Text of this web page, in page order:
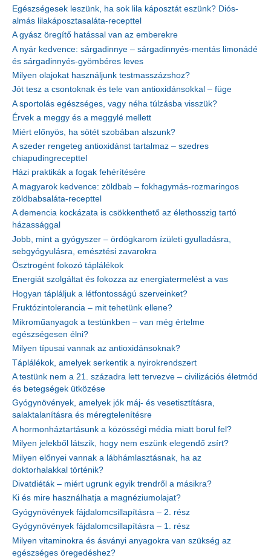
Egészségesek leszünk, ha sok lila káposztát eszünk? Diós-
almás lilakáposztasaláta-recepttel
A gyász öregítő hatással van az emberekre
A nyár kedvence: sárgadinnye – sárgadinnyés-mentás limonádé
és sárgadinnyés-gyömbéres leves
Milyen olajokat használjunk testmasszázshoz?
Jót tesz a csontoknak és tele van antioxidánsokkal – füge
A sportolás egészséges, vagy néha túlzásba visszük?
Érvek a meggy és a meggylé mellett
Miért előnyös, ha sötét szobában alszunk?
A szeder rengeteg antioxidánst tartalmaz – szedres
chiapudingrecepttel
Házi praktikák a fogak fehérítésére
A magyarok kedvence: zöldbab – fokhagymás-rozmaringos
zöldbabsaláta-recepttel
A demencia kockázata is csökkenthető az élethosszig tartó
házassággal
Jobb, mint a gyógyszer – ördögkarom ízületi gyulladásra,
sebgyógyulásra, emésztési zavarokra
Ösztrogént fokozó táplálékok
Energiát szolgáltat és fokozza az energiatermelést a vas
Hogyan tápláljuk a létfontosságú szerveinket?
Fruktózintolerancia – mit tehetünk ellene?
Mikroműanyagok a testünkben – van még értelme
egészségesen élni?
Milyen típusai vannak az antioxidánsoknak?
Táplálékok, amelyek serkentik a nyirokrendszert
A testünk nem a 21. századra lett tervezve – civilizációs életmód
és betegségek ütközése
Gyógynövények, amelyek jók máj- és vesetisztításra,
salaktalanításra és méregtelenítésre
A hormonháztartásunk a közösségi média miatt borul fel?
Milyen jelekből látszik, hogy nem eszünk elegendő zsírt?
Milyen előnyei vannak a lábhámlasztásnak, ha az
doktorhalakkal történik?
Divatdiéták – miért ugrunk egyik trendről a másikra?
Ki és mire használhatja a magnéziumolajat?
Gyógynövények fájdalomcsillapításra – 2. rész
Gyógynövények fájdalomcsillapításra – 1. rész
Milyen vitaminokra és ásványi anyagokra van szükség az
egészséges öregedéshez?